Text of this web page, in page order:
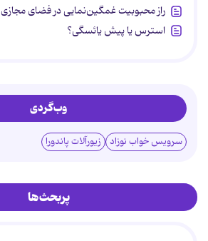
راز محبوبیت غمگین‌نمایی در فضای مجازی
استرس یا پیش یائسگی؟
وب‌گردی
سرویس خواب نوزاد زیورآلات پاندورا
پربحث‌ها